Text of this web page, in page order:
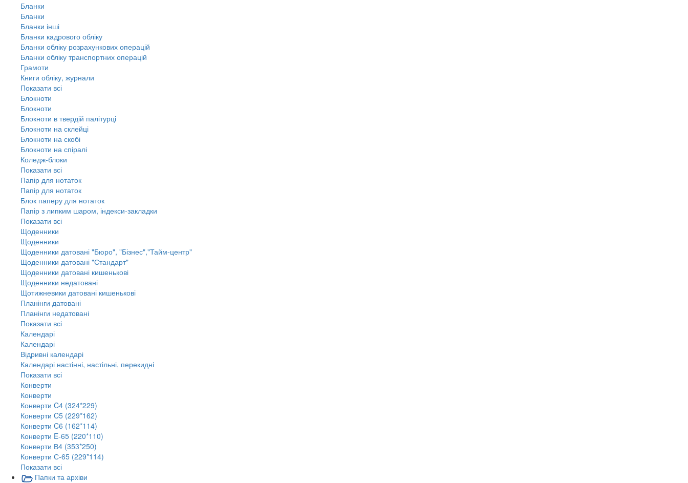
Бланки
Бланки
Бланки інші
Бланки кадрового обліку
Бланки обліку розрахункових операцій
Бланки обліку транспортних операцій
Грамоти
Книги обліку, журнали
Показати всі
Блокноти
Блокноти
Блокноти в твердій палітурці
Блокноти на склейці
Блокноти на скобі
Блокноти на спіралі
Коледж-блоки
Показати всі
Папір для нотаток
Папір для нотаток
Блок паперу для нотаток
Папір з липким шаром, індекси-закладки
Показати всі
Щоденники
Щоденники
Щоденники датовані "Бюро", "Бізнес","Тайм-центр"
Щоденники датовані "Стандарт"
Щоденники датовані кишенькові
Щоденники недатовані
Щотижневики датовані кишенькові
Планінги датовані
Планінги недатовані
Показати всі
Календарі
Календарі
Відривні календарі
Календарі настінні, настільні, перекидні
Показати всі
Конверти
Конверти
Конверти C4 (324*229)
Конверти C5 (229*162)
Конверти C6 (162*114)
Конверти E-65 (220*110)
Конверти В4 (353*250)
Конверти С-65 (229*114)
Показати всі
Папки та архіви